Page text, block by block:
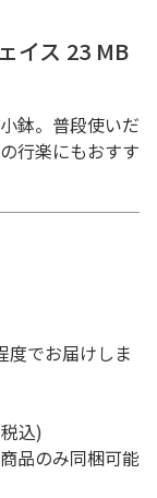
イス 23 MB
鉢。普段使いだ
行楽にもおすす
でお届けしま
込)
品のみ同梱可能